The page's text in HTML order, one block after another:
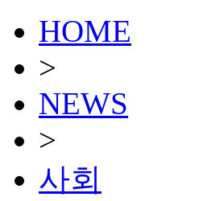
HOME
>
NEWS
>
사회